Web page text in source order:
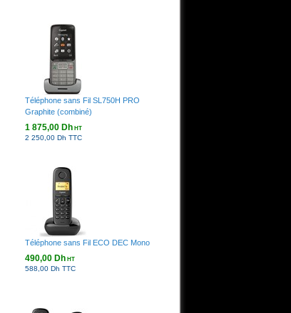
Téléphone sans Fil SL750H PRO
Graphite (combiné)
1 875,00 DhHT
2 250,00 Dh TTC
Téléphone sans Fil ECO DEC Mono
490,00 DhHT
588,00 Dh TTC